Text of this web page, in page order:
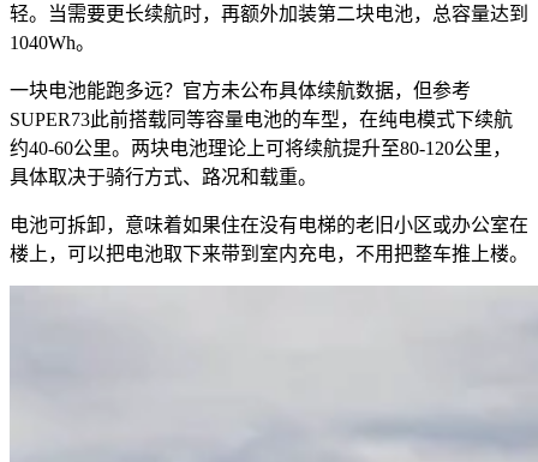
轻。当需要更长续航时，再额外加装第二块电池，总容量达到
1040Wh。
一块电池能跑多远？官方未公布具体续航数据，但参考
SUPER73此前搭载同等容量电池的车型，在纯电模式下续航
约40-60公里。两块电池理论上可将续航提升至80-120公里，
具体取决于骑行方式、路况和载重。
电池可拆卸，意味着如果住在没有电梯的老旧小区或办公室在
楼上，可以把电池取下来带到室内充电，不用把整车推上楼。